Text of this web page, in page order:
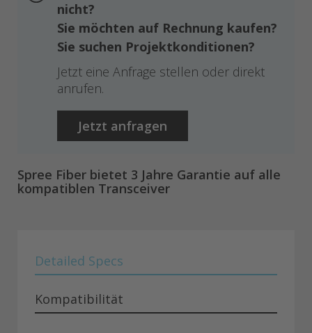
nicht?
Sie möchten auf Rechnung kaufen?
Sie suchen Projektkonditionen?
Jetzt eine Anfrage stellen oder direkt
anrufen.
Jetzt anfragen
Spree Fiber bietet 3 Jahre Garantie auf alle
kompatiblen Transceiver
Detailed Specs
Kompatibilität